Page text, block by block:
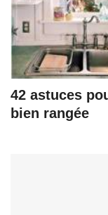
42 astuces
bien rangée